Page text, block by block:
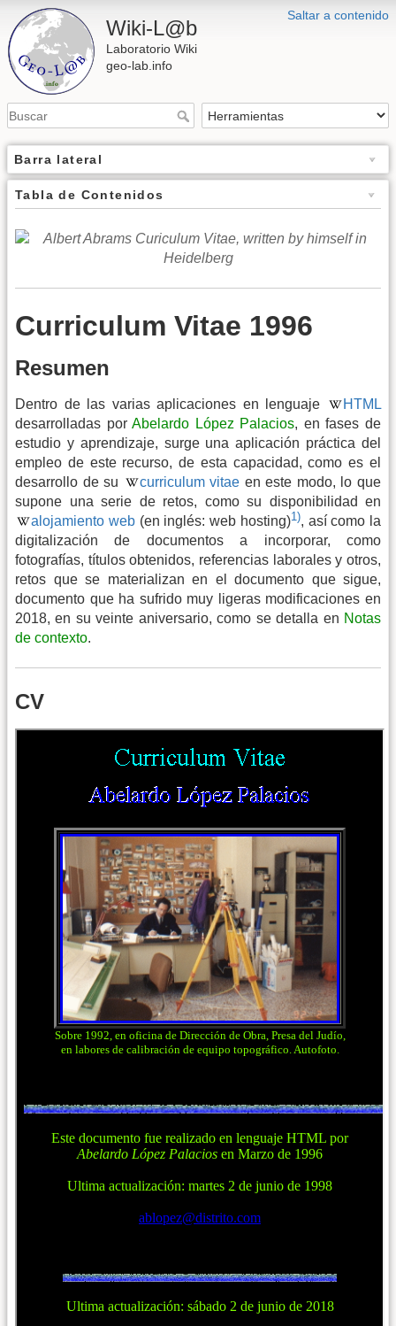
Saltar a contenido
Wiki-L@b
Laboratorio Wiki
geo-lab.info
Barra lateral
Tabla de Contenidos
Curriculum Vitae 1996
Resumen
Dentro de las varias aplicaciones en lenguaje
HTML
desarrolladas porAbelardo López Palacios, en fases de
estudio y aprendizaje, surge una aplicación práctica del
empleo de este recurso, de esta capacidad, como es el
desarrollo de su
curriculum vitae en este modo, lo que
supone una serie de retos, como su disponibilidad en
alojamiento web(en inglés: web hosting)1), así como la
digitalización de documentos a incorporar, como
fotografías, títulos obtenidos, referencias laborales y otros,
retos que se materializan en el documento que sigue,
documento que ha sufrido muy ligeras modificaciones en
2018, en su veinte aniversario, como se detalla en Notas
de contexto.
CV